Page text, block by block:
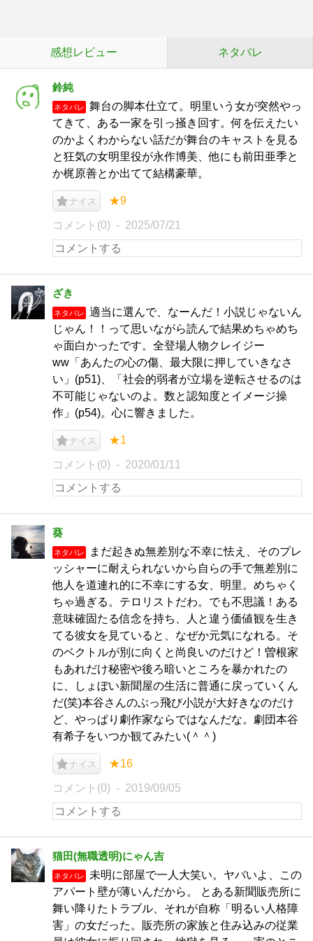
感想レビュー ネタバレ
鈴純
ネタバレ
舞台の脚本仕立て。明里いう女が突然やっ
てきて、ある一家を引っ掻き回す。何を伝えたい
のかよくわからない話だが舞台のキャストを見る
と狂気の女明里役が永作博美、他にも前田亜季と
か梶原善とか出てて結構豪華。
ナイス ★9
コメント(0) 2025/07/21
ざき
ネタバレ
適当に選んで、なーんだ！小説じゃないん
じゃん！！って思いながら読んで結果めちゃめち
ゃ面白かったです。全登場人物クレイジー
ww「あんたの心の傷、最大限に押していきなさ
い」(p51)、「社会的弱者が立場を逆転させるのは
不可能じゃないのよ。数と認知度とイメージ操
作」(p54)。心に響きました。
ナイス ★1
コメント(0) 2020/01/11
葵
ネタバレ
まだ起きぬ無差別な不幸に怯え、そのプレ
ッシャーに耐えられないから自らの手で無差別に
他人を道連れ的に不幸にする女、明里。めちゃく
ちゃ過ぎる。テロリストだわ。でも不思議！ある
意味確固たる信念を持ち、人と違う価値観を生き
てる彼女を見ていると、なぜか元気になれる。そ
のベクトルが別に向くと尚良いのだけど！曽根家
もあれだけ秘密や後ろ暗いところを暴かれたの
に、しょぼい新聞屋の生活に普通に戻っていくん
だ(笑)本谷さんのぶっ飛び小説が大好きなのだけ
ど、やっぱり劇作家ならではなんだな。劇団本谷
有希子をいつか観てみたい(＾＾)
ナイス ★16
コメント(0) 2019/09/05
猫田(無職透明)にゃん吉
ネタバレ
未明に部屋で一人大笑い。ヤバいよ、この
アパート壁が薄いんだから。 とある新聞販売所に
舞い降りたトラブル、それが自称「明るい人格障
害」の女だった。販売所の家族と住み込みの従業